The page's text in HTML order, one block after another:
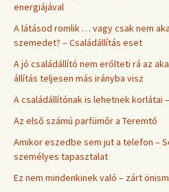
energiájával
A látásod romlik … vagy csak nem
szemedet? – Családállítás eset
A jó családállító nem erőlteti rá az
állítás teljesen más irányba visz
A családállítónak is lehetnek korlátai
Az első számú parfümőr a Teremtő
Amikor eszedbe sem jut a telefon –
személyes tapasztalat
Ez nem mindenkinek való – zárt